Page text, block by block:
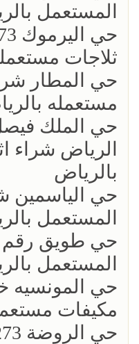
المستعمل بالرياض
ثلاجات
حي المطار
مستعمله بالرياض
حي الملك
الرياض شراء
بالرياض
حي الياسمين
المستعمل بالرياض
حي طويق رقم
المستعمل بالرياض
حي المونسيه
مكيفات